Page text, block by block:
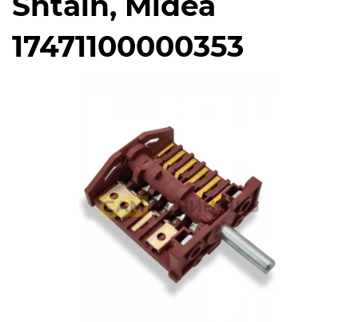
17471100000353